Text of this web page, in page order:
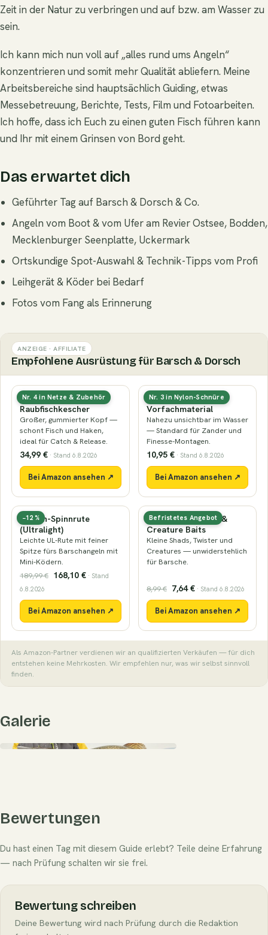
Zeit in der Natur zu verbringen und auf bzw. am Wasser zu
sein.
Ich kann mich nun voll auf „alles rund ums Angeln“
konzentrieren und somit mehr Qualität abliefern. Meine
Arbeitsbereiche sind hauptsächlich Guiding, etwas
Messebetreuung, Berichte, Tests, Film und Fotoarbeiten.
Ich hoffe, dass ich Euch zu einen guten Fisch führen kann
und Ihr mit einem Grinsen von Bord geht.
Das erwartet dich
Geführter Tag auf Barsch & Dorsch & Co.
Angeln vom Boot & vom Ufer am Revier Ostsee, Bodden,
Mecklenburger Seenplatte, Uckermark
Ortskundige Spot-Auswahl & Technik-Tipps vom Profi
Leihgerät & Köder bei Bedarf
Fotos vom Fang als Erinnerung
ANZEIGE · AFFILIATE
Empfohlene Ausrüstung für Barsch & Dorsch
Nr. 4 in Netze & Zubehör
Gummierter
Raubfischkescher
Großer, gummierter Kopf —
schont Fisch und Haken,
ideal für Catch & Release.
34,99 € · Stand 6.8.2026
Bei Amazon ansehen ↗
Nr. 3 in Nylon-Schnüre
Fluorocarbon-
Vorfachmaterial
Nahezu unsichtbar im Wasser
— Standard für Zander und
Finesse-Montagen.
10,95 € · Stand 6.8.2026
Bei Amazon ansehen ↗
−12 %
Barsch-Spinnrute
(Ultralight)
Leichte UL-Rute mit feiner
Spitze fürs Barschangeln mit
Mini-Ködern.
189,99 € 168,10 € · Stand
6.8.2026
Bei Amazon ansehen ↗
Befristetes Angebot
Mini-Gummiköder &
Creature Baits
Kleine Shads, Twister und
Creatures — unwiderstehlich
für Barsche.
8,99 € 7,64 € · Stand 6.8.2026
Bei Amazon ansehen ↗
Als Amazon-Partner verdienen wir an qualifizierten Verkäufen — für dich
entstehen keine Mehrkosten. Wir empfehlen nur, was wir selbst sinnvoll
finden.
Galerie
Bewertungen
Du hast einen Tag mit diesem Guide erlebt? Teile deine Erfahrung
— nach Prüfung schalten wir sie frei.
Bewertung schreiben
Deine Bewertung wird nach Prüfung durch die Redaktion